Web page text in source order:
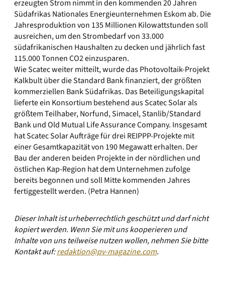
erzeugten Strom nimmt in den kommenden 20 Jahren
Südafrikas Nationales Energieunternehmen Eskom ab. Die
Jahresproduktion von 135 Millionen Kilowattstunden soll
ausreichen, um den Strombedarf von 33.000
südafrikanischen Haushalten zu decken und jährlich fast
115.000 Tonnen CO2 einzusparen.
Wie Scatec weiter mitteilt, wurde das Photovoltaik-Projekt
Kalkbult über die Standard Bank finanziert, der größten
kommerziellen Bank Südafrikas. Das Beteiligungskapital
lieferte ein Konsortium bestehend aus Scatec Solar als
größtem Teilhaber, Norfund, Simacel, Stanlib/Standard
Bank und Old Mutual Life Assurance Company. Insgesamt
hat Scatec Solar Aufträge für drei REIPPP-Projekte mit
einer Gesamtkapazität von 190 Megawatt erhalten. Der
Bau der anderen beiden Projekte in der nördlichen und
östlichen Kap-Region hat dem Unternehmen zufolge
bereits begonnen und soll Mitte kommenden Jahres
fertiggestellt werden. (Petra Hannen)
Dieser Inhalt ist urheberrechtlich geschützt und darf nicht
kopiert werden. Wenn Sie mit uns kooperieren und
Inhalte von uns teilweise nutzen wollen, nehmen Sie bitte
Kontakt auf:redaktion@pv-magazine.com.